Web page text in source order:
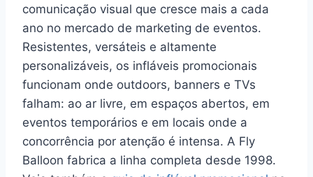
comunicação visual que cresce mais a cada
ano no mercado de marketing de eventos.
Resistentes, versáteis e altamente
personalizáveis, os infláveis promocionais
funcionam onde outdoors, banners e TVs
falham: ao ar livre, em espaços abertos, em
eventos temporários e em locais onde a
concorrência por atenção é intensa. A Fly
Balloon fabrica a linha completa desde 1998.